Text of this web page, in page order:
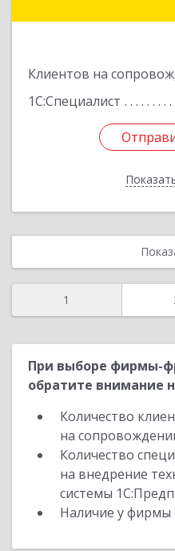
Клиентов на
1С:Специалист
1
При выборе фирмы-
обратите внимание
Количество
на
Количество
на внедрение
системы
Наличие у фирмы